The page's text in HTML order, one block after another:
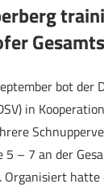
bot der
in
5 – 7 an der
Organisiert hatte